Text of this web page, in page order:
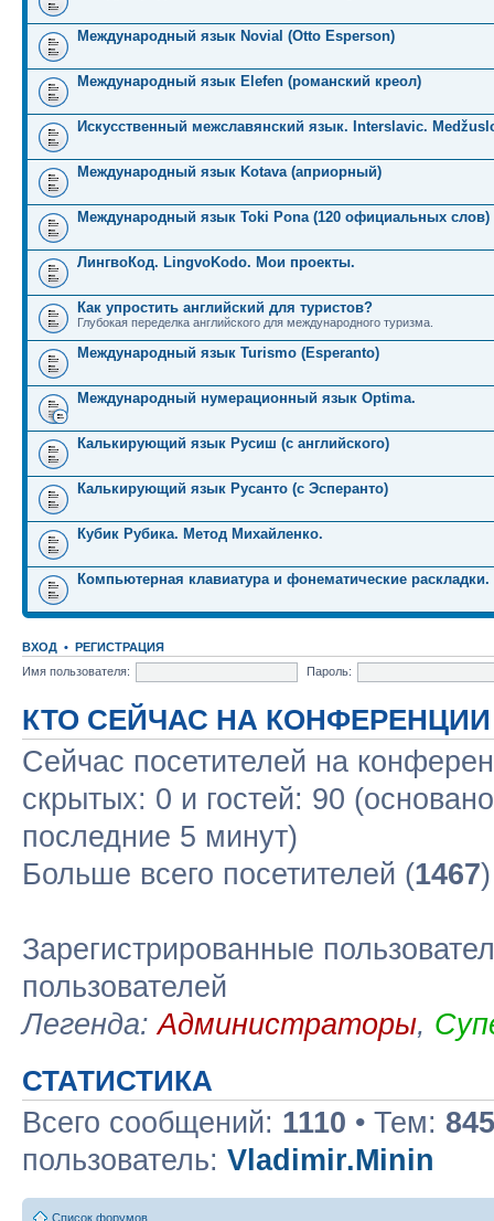
Международный язык Novial (Otto Esperson)
Международный язык Elefen (романский креол)
Искусственный межславянский язык. Interslavic.
Международный язык Kotava (априорный)
Международный язык Toki Pona (120 официальных слов)
ЛингвоКод. LingvoKodo. Мои проекты.
Как упростить английский для туристов?
Глубокая переделка английского для международного туризма.
Международный язык Turismo (Esperanto)
Международный нумерационный язык Optima.
Калькирующий язык Русиш (с английского)
Калькирующий язык Русанто (с Эсперанто)
Кубик Рубика. Метод Михайленко.
Компьютерная клавиатура и фонематические раскладки.
ВХОД • РЕГИСТРАЦИЯ
Имя пользователя:
Пароль:
КТО СЕЙЧАС НА КОНФЕРЕНЦИИ
Сейчас посетителей на
скрытых: 0 и гостей: 90
последние 5 минут)
Больше всего посетителей (1467
Зарегистрированные
пользователей
Легенда:Администраторы,
СТАТИСТИКА
Всего сообщений: 1110 • Тем: 845
пользователь: Vladimir.Minin
Список форумов